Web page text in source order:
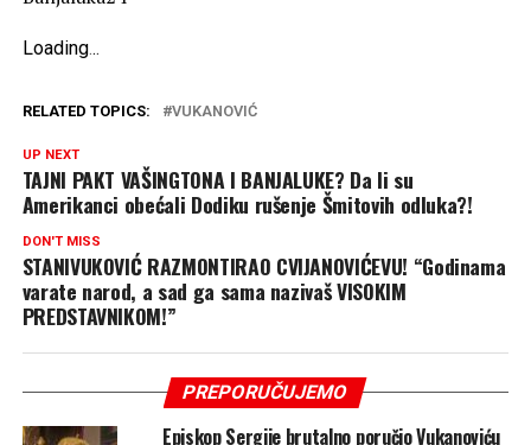
Loading...
RELATED TOPICS: VUKANOVIĆ
UP NEXT
TAJNI PAKT VAŠINGTONA I BANJALUKE? Da li su
Amerikanci obećali Dodiku rušenje Šmitovih odluka?!
DON'T MISS
STANIVUKOVIĆ RAZMONTIRAO CVIJANOVIĆEVU! “Godinama
varate narod, a sad ga sama nazivaš VISOKIM
PREDSTAVNIKOM!”
PREPORUČUJEMO
Episkop Sergije brutalno poručio Vukanoviću